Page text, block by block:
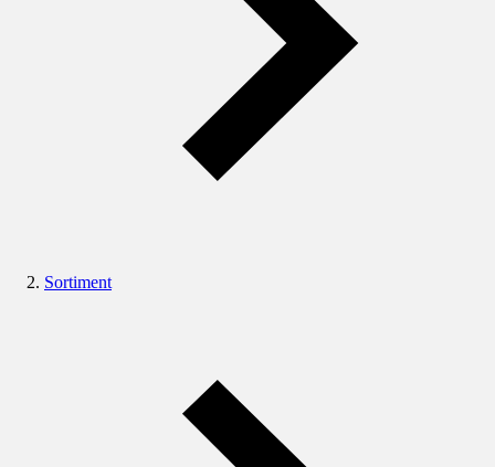
Sortiment